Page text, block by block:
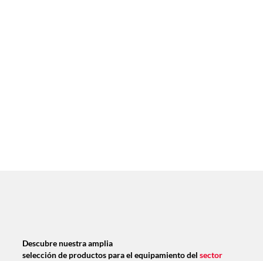
Descubre nuestra amplia
selección de productos para el equipamiento del sector